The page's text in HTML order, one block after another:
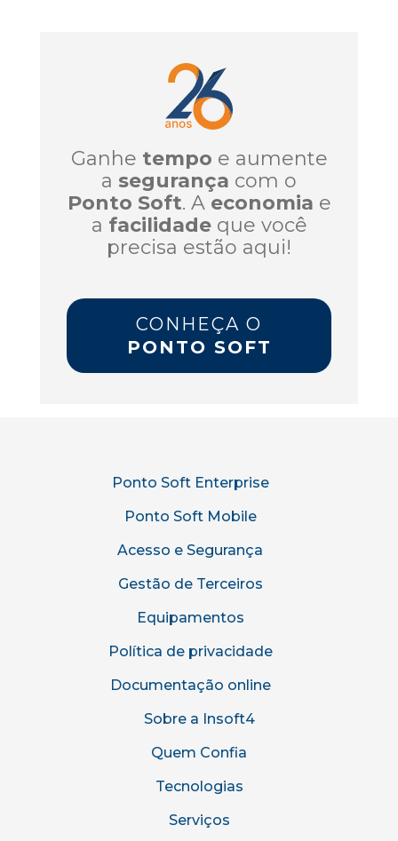
Ganhe tempo e aumente
a segurança com o
Ponto Soft. A economia e
a facilidadeque você
precisa estão aqui!
CONHEÇA O
PONTO SOFT
Ponto Soft Enterprise
Ponto Soft Mobile
Acesso e Segurança
Gestão de Terceiros
Equipamentos
Política de privacidade
Documentação online
Sobre a Insoft4
Quem Confia
Tecnologias
Serviços